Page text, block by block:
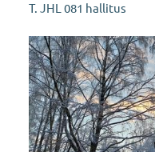
T. JHL 081 hallitus